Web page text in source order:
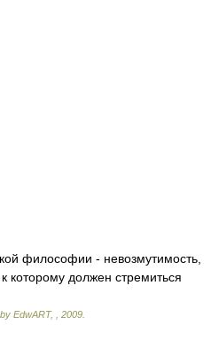
философии - невозмутимость,
которому должен стремиться
EdwART, 2009